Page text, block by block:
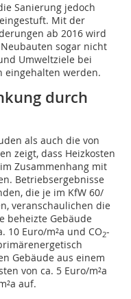
Sanierung jedoch
Mit der
ab 2016 wird
sogar nicht
Umweltziele bei
werden.
durch
als auch die von
zeigt, dass Heizkosten
Zusammenhang mit
Betriebsergebnisse
die je im KfW 60/
veranschaulichen die
beheizte Gebäude
10 Euro/m²a und CO2-
Gebäude aus einem
von ca. 5 Euro/m²a
auf.